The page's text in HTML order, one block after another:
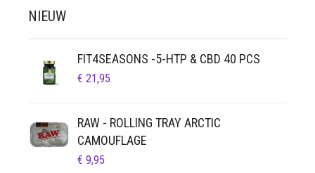
NIEUW
FIT4SEASONS -5-HTP & CBD 40 PCS
€ 21,95
RAW - ROLLING TRAY ARCTIC
CAMOUFLAGE
€ 9,95